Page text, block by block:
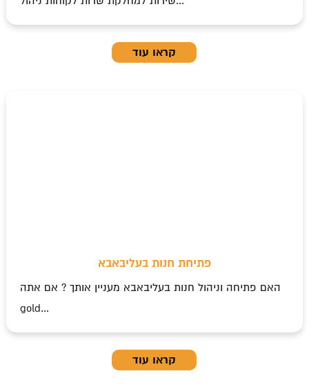
קראו עוד
פתיחת חנות בעליבאבא
האם פתיחה וניהול חנות בעליבאבא מעניין אותך ? אם אתה
gold...
קראו עוד